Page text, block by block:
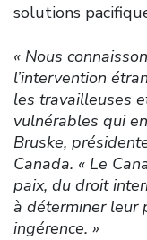
solutions
« Nous
l’intervention
les travailleuses
vulnérables qui
Bruske,
Canada. « Le
paix, du droit
à déterminer leur
ingérence. »